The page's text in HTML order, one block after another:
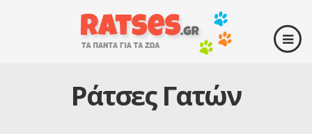
Ράτσες Γατών